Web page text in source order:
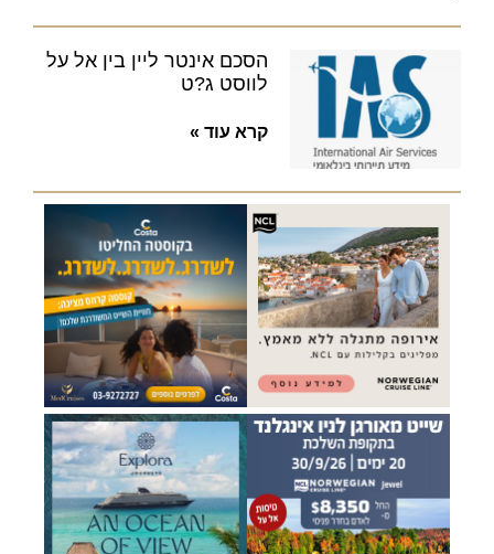
הסכם אינטר ליין בין אל על
לווסט ג?ט
קרא עוד »